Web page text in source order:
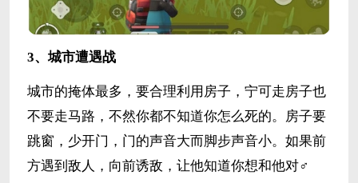
3、城市遭遇战
城市的掩体最多，要合理利用房子，宁可走房子也
不要走马路，不然你都不知道你怎么死的。房子要
跳窗，少开门，门的声音大而脚步声音小。如果前
方遇到敌人，向前诱敌，让他知道你想和他对♂